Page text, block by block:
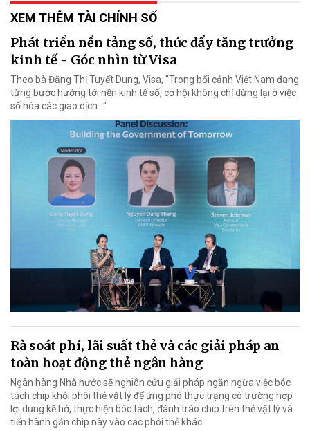
XEM THÊM TÀI CHÍNH SỐ
Phát triển nền tảng số, thúc đẩy tăng trưởng
kinh tế - Góc nhìn từ Visa
Theo bà Đặng Thị Tuyết Dung, Visa, "Trong bối cảnh Việt Nam đang
từng bước hướng tới nền kinh tế số, cơ hội không chỉ dừng lại ở việc
số hóa các giao dịch..."
Rà soát phí, lãi suất thẻ và các giải pháp an
toàn hoạt động thẻ ngân hàng
Ngân hàng Nhà nước sẽ nghiên cứu giải pháp ngăn ngừa việc bóc
tách chip khỏi phôi thẻ vật lý để ứng phó thực trạng có trường hợp
lợi dụng kẽ hở, thực hiện bóc tách, đánh tráo chip trên thẻ vật lý và
tiến hành gắn chip này vào các phôi thẻ khác.